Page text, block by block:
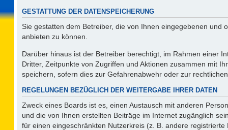
GESTATTUNG DER DATENSPEICHERUNG
Sie gestatten dem Betreiber, die von Ihnen eingegebenen
anbieten zu können.
Darüber hinaus ist der Betreiber berechtigt, im Rahmen einer
Dritter, Zeitpunkte von Zugriffen und Aktionen zusammen mit
speichern, sofern dies zur Gefahrenabwehr oder zur
REGELUNGEN BEZÜGLICH DER WEITERGABE IHRER DATEN
Zweck eines Boards ist es, einen Austausch mit anderen
und die von Ihnen erstellten Beiträge im Internet zugänglich
für einen eingeschränkten Nutzerkreis (z. B. andere